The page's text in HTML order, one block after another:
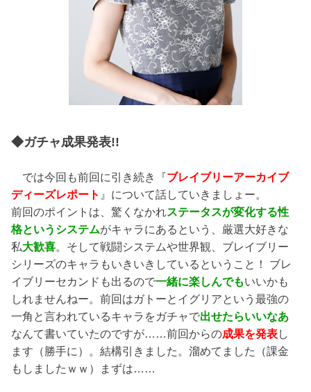
◆ガチャ成果発表!!
では今回も前回に引き続き『ブレイブリーアーカイブ
ディーズレポート 』について話していきましょー。
前回のポイントは、驚くなかれステータスが変化する性
格というシステムがキャラにあるという、厳選大好きな
私大歓喜。そして戦闘システムや世界観、ブレイブリー
シリーズのキャラもいきいきしているということ！ ブレ
イブリーセカンドも出るので一緒に楽しんでもいいかも
しれませんねー。前回はガトーとイグリアという最強の
一角と言われているキャラをガチャで出せたらいいなあ
なんて書いていたのですが……前回からの成果を発表し
ます（勝手に）。結構引きました。溜めてました（課金
もしましたｗｗ）まずは……